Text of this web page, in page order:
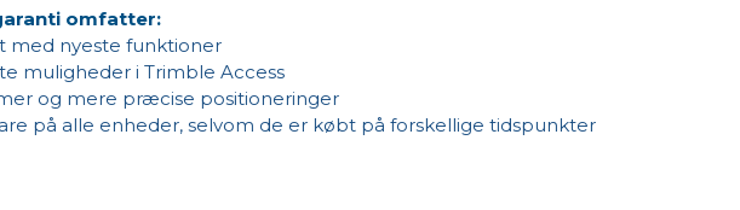
omfatter:
med nyeste funktioner
muligheder i Trimble Access
og mere præcise positioneringer
på alle enheder, selvom de er købt på forskellige tidspunkter